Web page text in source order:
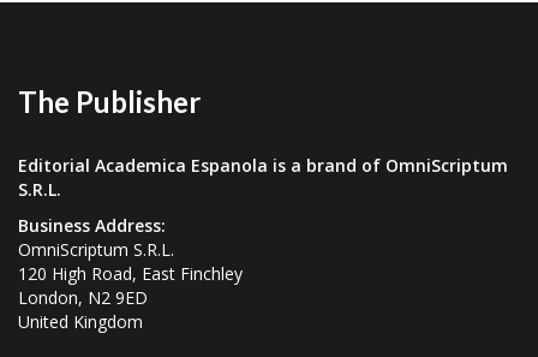
The Publisher
Editorial Academica Espanola is a brand of OmniScriptum
S.R.L.
Business Address:
OmniScriptum S.R.L.
120 High Road, East Finchley
London, N2 9ED
United Kingdom